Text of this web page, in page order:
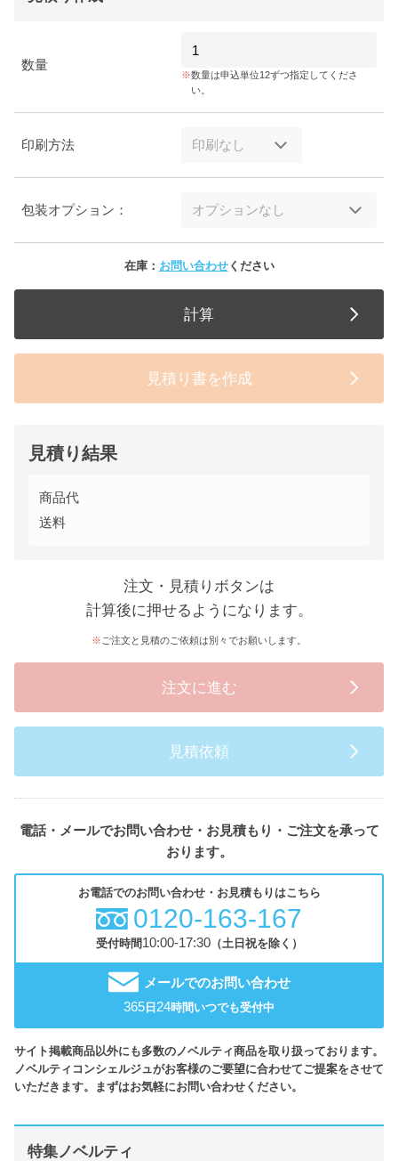
数量
数量は申込単位12ずつ指定してくださ
い。
印刷方法
包装オプション：
在庫： お問い合わせください
計算
見積り書を作成
見積り結果
商品代
送料
注文・見積りボタンは
計算後に押せるようになります。
ご注文と見積のご依頼は別々でお願いします。
注文に進む
見積依頼
電話・メールでお問い合わせ・お見積もり・ご注文を承って
おります。
お電話でのお問い合わせ・お見積もりはこちら
0120-163-167
受付時間10:00-17:30（土日祝を除く）
メールでのお問い合わせ
365 日 24時間いつでも受付中
サイト掲載商品以外にも多数のノベルティ商品を取り扱っております。
ノベルティコンシェルジュがお客様のご要望に合わせてご提案をさせて
いただきます。まずはお気軽にお問い合わせください。
特集ノベルティ